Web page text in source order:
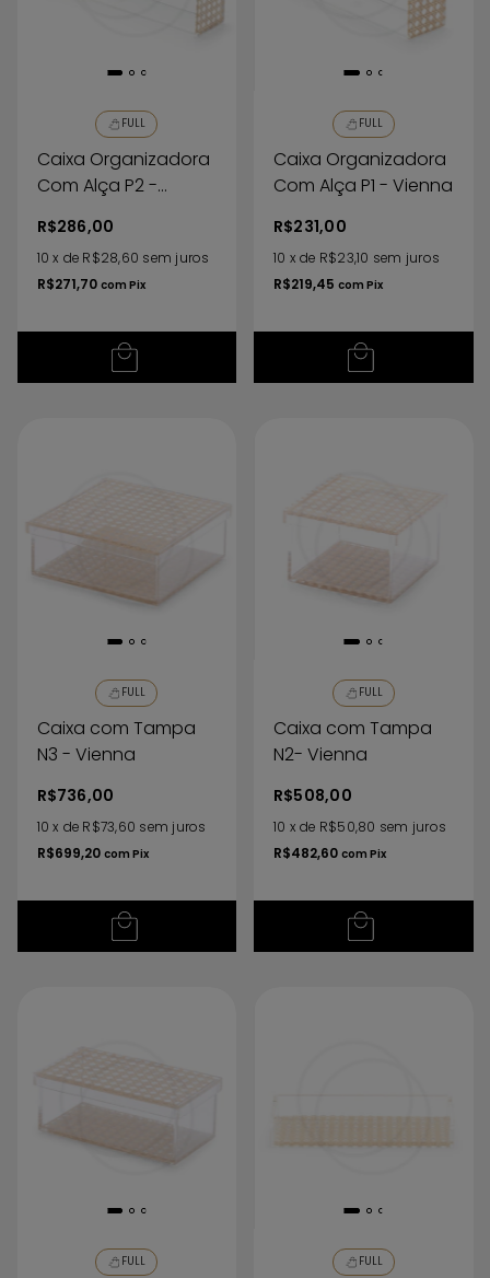
FULL
Caixa Organizadora
Com Alça P2 -
R$286,00
10 x de R$28,60 sem juros
R$271,70 com Pix
FULL
Caixa Organizadora
Com Alça P1 - Vienna
R$231,00
10 xde R$23,10 sem juros
R$219,45 com Pix
FULL
Caixa com Tampa
N3 - Vienna
R$736,00
10 x de R$73,60 sem juros
R$699,20 com Pix
FULL
Caixa com Tampa
N2- Vienna
R$508,00
10 xde R$50,80 sem juros
R$482,60 com Pix
FULL FULL